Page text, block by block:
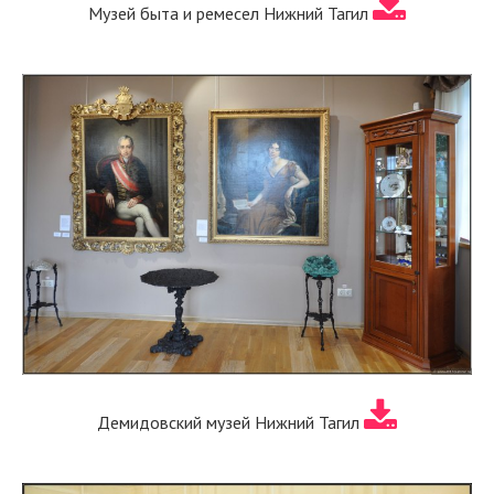
Музей быта и ремесел Нижний Тагил
Демидовский музей Нижний Тагил